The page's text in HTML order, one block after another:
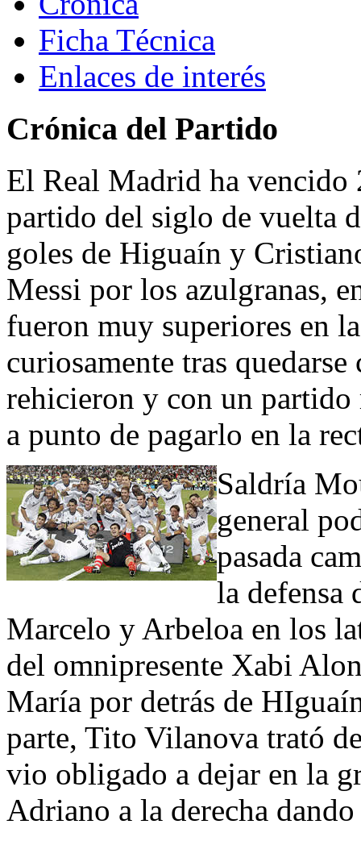
Ficha Técnica
Enlaces de interés
Crónica del Partido
El Real Madrid ha vencido
partido del siglo de vuelta
goles de Higuaín y
Messi por los azulgranas,
fueron muy superiores en
curiosamente tras
rehicieron y con un partido
a punto de pagarlo en la
Saldría
general
pasada
la defensa
Marcelo y Arbeloa en los
del omnipresente Xabi
María por detrás de
parte, Tito Vilanova trató
vio obligado a dejar en la
Adriano a la derecha